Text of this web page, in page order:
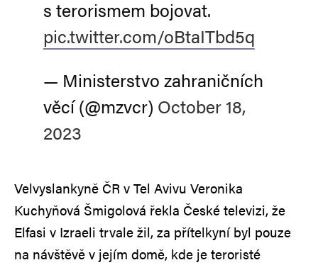
s terorismem bojovat.
pic.twitter.com/oBtaITbd5q
— Ministerstvo zahraničních
věcí (@mzvcr) October 18,
2023
Velvyslankyně ČR v Tel Avivu Veronika
Kuchyňová Šmigolová řekla České televizi, že
Elfasi v Izraeli trvale žil, za přítelkyní byl pouze
na návštěvě v jejím domě, kde je teroristé